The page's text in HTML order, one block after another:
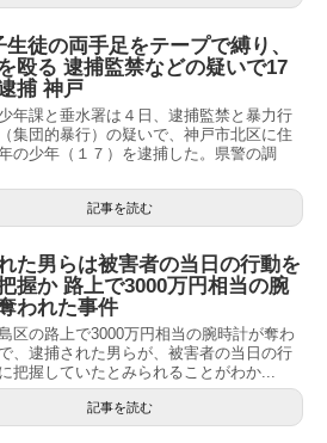
生徒の両手足をテープで縛り、
殴る 逮捕監禁などの疑いで17
捕 神戸
年課と垂水署は４日、逮捕監禁と暴力行
集団的暴行）の疑いで、神戸市北区に住
の少年（１７）を逮捕した。県警の調
記事を読む
た男らは被害者の当日の行動を
握か 路上で3000万円相当の腕
われた事件
区の路上で3000万円相当の腕時計が奪わ
、逮捕された男らが、被害者の当日の行
把握していたとみられることがわか...
記事を読む